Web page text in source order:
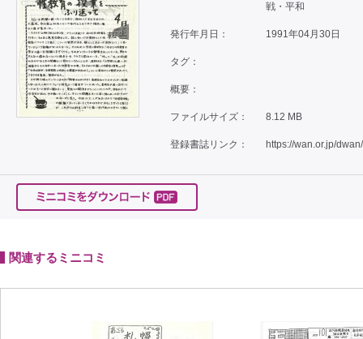
戦・平和
発行年月日： 1991年04月30日
タグ：
概要：
ファイルサイズ： 8.12 MB
登録書誌リンク： https://wan.or.jp/
関連するミニコミ